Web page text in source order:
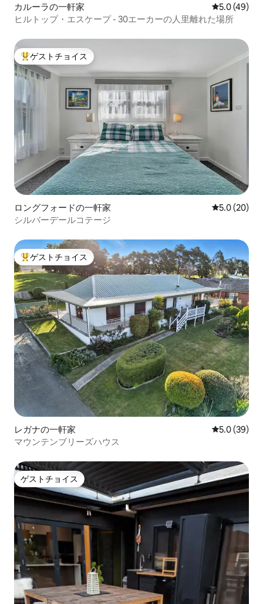
カルーラの一軒家 レビュー49
5.0 (49)
ヒルトップ・エスケープ - 30エーカーの人里離れた場所
大好評のゲストチョイスです。
ゲストチョイス
ロングフォードの一軒家 レビュー20
5.0 (20)
シルバーデールコテージ
大好評のゲストチョイスです。
ゲストチョイス
レガナの一軒家 レビュー39
5.0 (39)
マウンテンブリーズハウス
ゲストチョイス
ゲストチョイス